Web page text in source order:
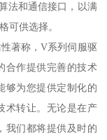
法和通信接口，以满
可供选择。
著称，V系列伺服驱
合作提供完善的技术
够为您提供定制化的
术转让。无论是在产
我们都将提供及时的